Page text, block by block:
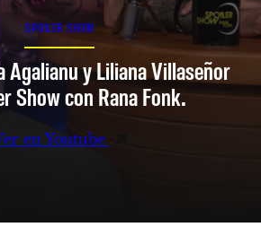
SPOILER SHOW
Agalianu y Liliana Villaseñor
Show con Rana Fonk.
en Youtube